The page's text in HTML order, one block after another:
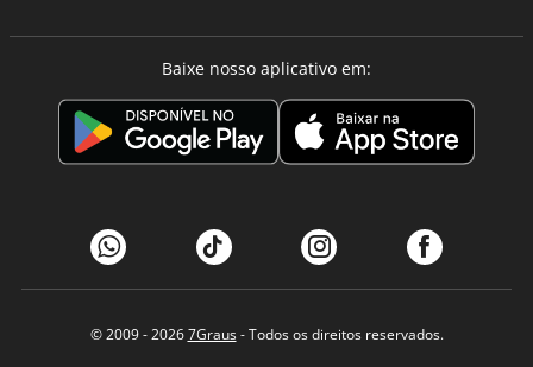
Baixe nosso aplicativo em:
© 2009 - 20267Graus- Todos os direitos reservados.